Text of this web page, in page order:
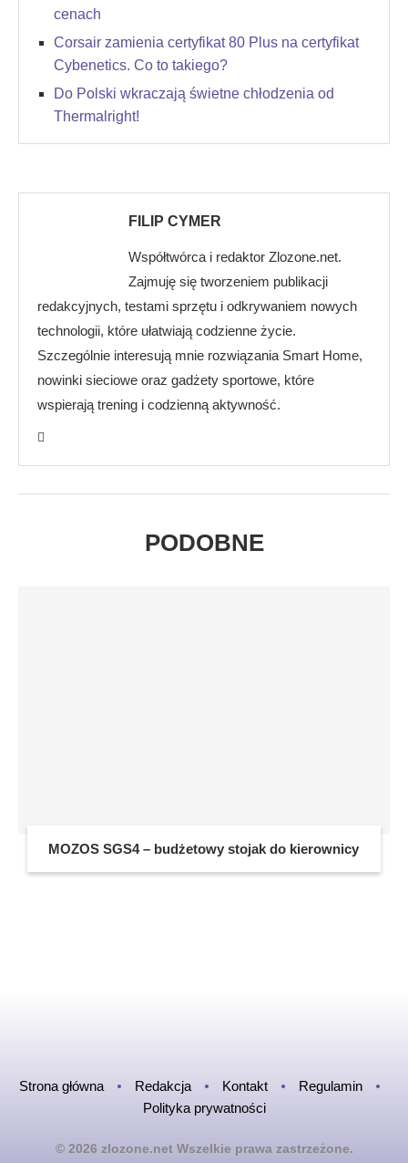
cenach
Corsair zamienia certyfikat 80 Plus na certyfikat
Cybenetics. Co to takiego?
Do Polski wkraczają świetne chłodzenia od
Thermalright!
FILIP CYMER
Współtwórca i redaktor Zlozone.net.
Zajmuję się tworzeniem publikacji
redakcyjnych, testami sprzętu i odkrywaniem nowych
technologii, które ułatwiają codzienne życie.
Szczególnie interesują mnie rozwiązania Smart Home,
nowinki sieciowe oraz gadżety sportowe, które
wspierają trening i codzienną aktywność.
PODOBNE
MOZOS SGS4 – budżetowy stojak do kierownicy
Strona główna Redakcja Kontakt
Regulamin
Polityka prywatności
© 2026 zlozone.net Wszelkie prawa zastrzeżone.